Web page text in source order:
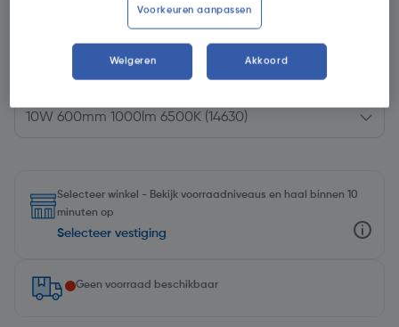
| Excl. btw € 1,98
Selecteer winkel - Bekijk voorraadniveaus en haal binnen 10
minuten op
Selecteer vestiging
Geen voorraad beschikbaar
Voorkeuren aanpassen
Weigeren Akkoord